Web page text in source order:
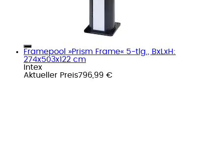
Framepool »Prism Frame« 5-tlg., BxLxH:
274x503x122 cm
Intex
Aktueller Preis796,99 €